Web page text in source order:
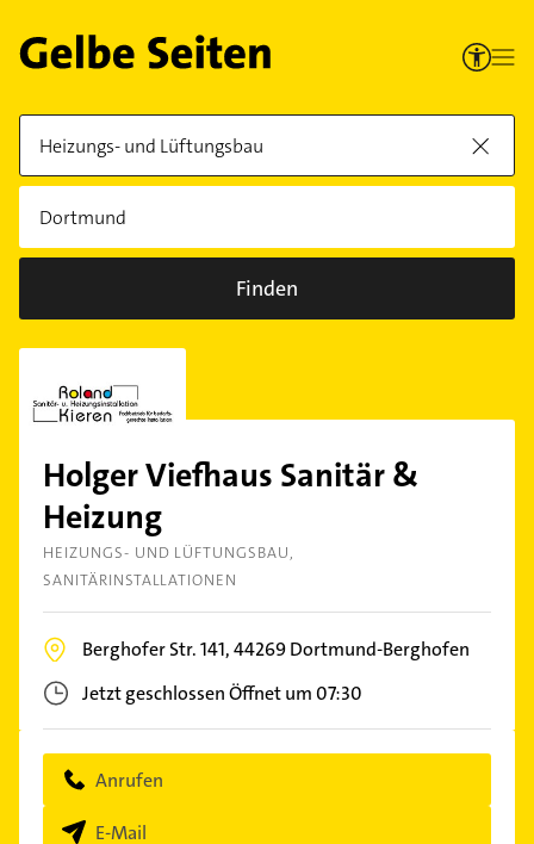
Finden
Holger Viefhaus Sanitär &
Heizung
HEIZUNGS- UND LÜFTUNGSBAU
SANITÄRINSTALLATIONEN
Berghofer Str. 141,44269Dortmund-Berghofen
Jetzt geschlossenÖffnet um 07:30
Anrufen
E-Mail